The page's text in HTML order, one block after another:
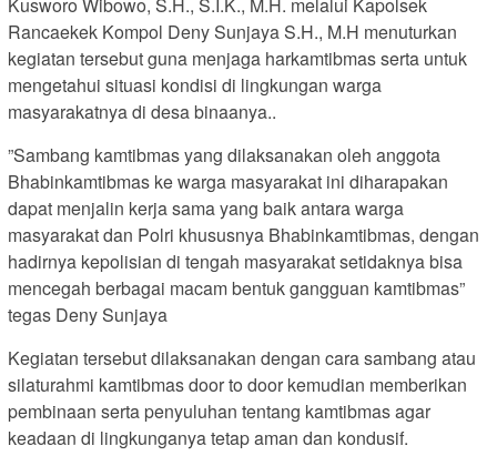
Rancaekek Kompol Deny Sunjaya S.H., M.H menuturkan
kegiatan tersebut guna menjaga harkamtibmas serta untuk
mengetahui situasi kondisi di lingkungan warga
masyarakatnya di desa binaanya..
”Sambang kamtibmas yang dilaksanakan oleh anggota
Bhabinkamtibmas ke warga masyarakat ini diharapakan
dapat menjalin kerja sama yang baik antara warga
masyarakat dan Polri khususnya Bhabinkamtibmas, dengan
hadirnya kepolisian di tengah masyarakat setidaknya bisa
mencegah berbagai macam bentuk gangguan kamtibmas”
tegas Deny Sunjaya
Kegiatan tersebut dilaksanakan dengan cara sambang atau
silaturahmi kamtibmas door to door kemudian memberikan
pembinaan serta penyuluhan tentang kamtibmas agar
keadaan di lingkunganya tetap aman dan kondusif.